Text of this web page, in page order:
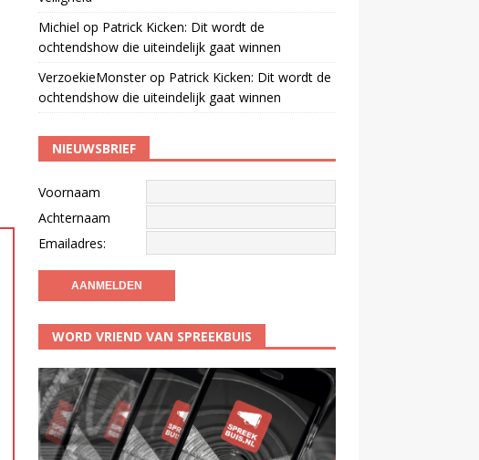
Michiel op Patrick Kicken: Dit wordt de
ochtendshow die uiteindelijk gaat winnen
VerzoekieMonsterop Patrick Kicken: Dit wordt de
ochtendshow die uiteindelijk gaat winnen
NIEUWSBRIEF
Voornaam
Achternaam
Emailadres:
WORD VRIEND VAN SPREEKBUIS